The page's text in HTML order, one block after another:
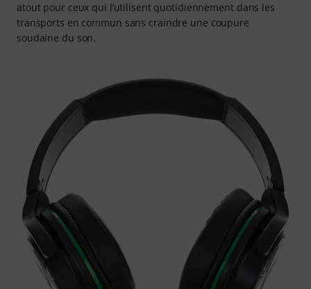
atout pour ceux qui l’utilisent quotidiennement dans les
transports en commun sans craindre une coupure
soudaine du son.